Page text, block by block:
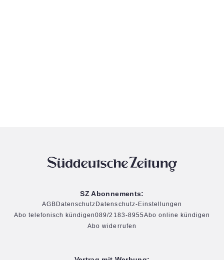
SZ Abonnements:
AGB Datenschutz Datenschutz-Einstellungen
Abo telefonisch kündigen089/2183-8955Abo online kündigen
Abo widerrufen